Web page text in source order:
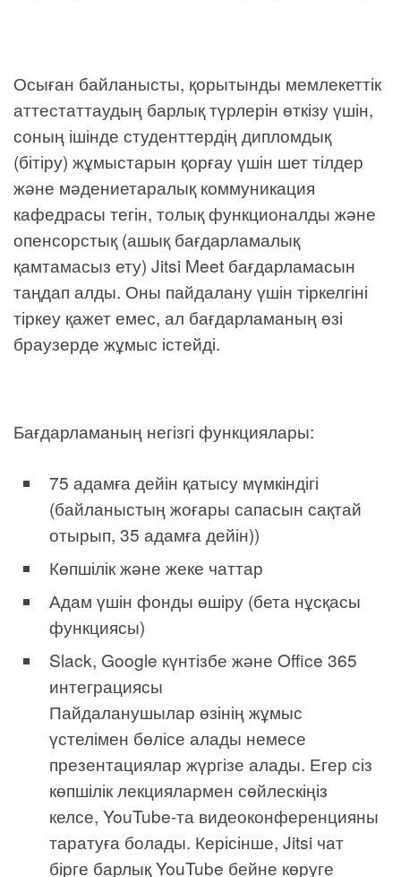
Осыған байланысты, қорытынды мемлекеттік
аттестаттаудың барлық түрлерін өткізу үшін,
соның ішінде студенттердің дипломдық
(бітіру) жұмыстарын қорғау үшін шет тілдер
және мәдениетаралық коммуникация
кафедрасы тегін, толық функционалды және
опенсорстық (ашық бағдарламалық
қамтамасыз ету) Jitsi Meet бағдарламасын
таңдап алды. Оны пайдалану үшін тіркелгіні
тіркеу қажет емес, ал бағдарламаның өзі
браузерде жұмыс істейді.
Бағдарламаның негізгі функциялары:
75 адамға дейін қатысу мүмкіндігі
(байланыстың жоғары сапасын сақтай
отырып, 35 адамға дейін))
Көпшілік және жеке чаттар
Адам үшін фонды өшіру (бета нұсқасы
функциясы)
Slack, Google күнтізбе және Office 365
интеграциясы
Пайдаланушылар өзінің жұмыс
үстелімен бөлісе алады немесе
презентациялар жүргізе алады. Егер сіз
көпшілік лекциялармен сөйлескіңіз
келсе, YouTube-та видеоконференцияны
таратуға болады. Керісінше, Jitsi чат
бірге барлық YouTube бейне көруге